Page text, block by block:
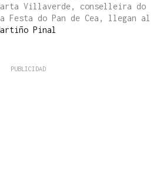
Villaverde, conselleira do
Festa do Pan de Cea, llegan al
Pinal